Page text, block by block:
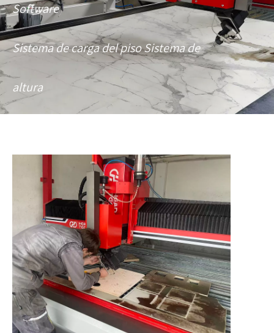
Software
Sistema de carga del piso Sistema de
altura